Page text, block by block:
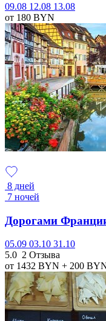
09.08 12.08 13.08
от 180 BYN
8 дней
7 ночей
Дорогами
05.09 03.10 31.10
5.0 2 Отзыва
от 1432 BYN + 200